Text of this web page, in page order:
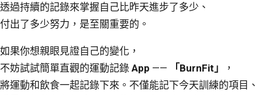
透過持續的記錄來掌握自己比昨天進步了多少、
付出了多少努力，是至關重要的。
如果你想親眼見證自己的變化，
不妨試試簡單直觀的運動記錄 App —— 「BurnFit」
，
將運動和飲食一起記錄下來。不僅能記下今天訓練的項目、